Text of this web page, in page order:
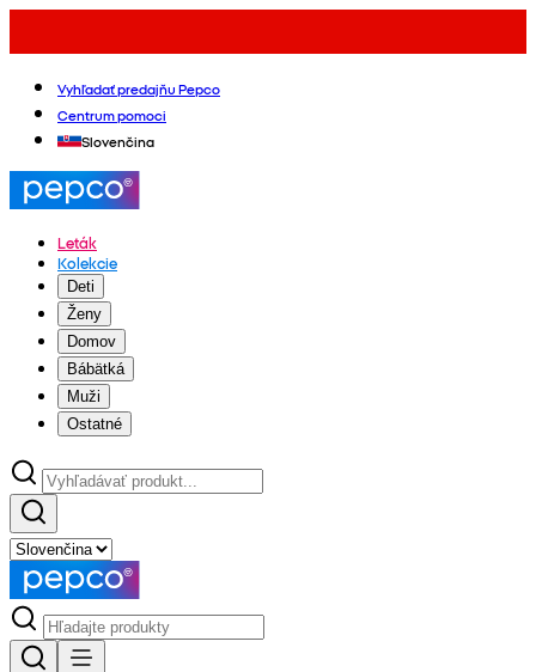
Vyhľadať predajňu Pepco
Centrum pomoci
Slovenčina
Leták
Kolekcie
Deti
Ženy
Domov
Bábätká
Muži
Ostatné